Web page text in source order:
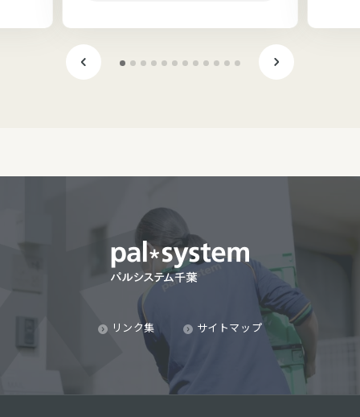
リンク集 サイトマップ